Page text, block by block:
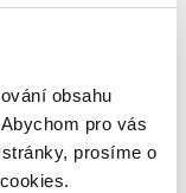
obsahu
pro vás
prosíme o
pro